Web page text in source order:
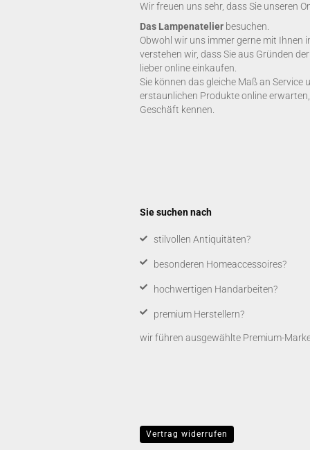
Wir freuen uns sehr, dass Sie unseren
Das Lampenatelier besuchen.
Obwohl wir uns immer gerne mit Ihnen
verstehen wir, dass Sie aus Gründen
lieber online einkaufen.
Sie können das gleiche Maß an Service
erstaunlichen Produkte online
Geschäft kennen.
Sie suchen nach
​stilvollen Antiquitäten?
besonderen Homeaccessoires?
hochwertigen Handarbeiten?
premium Herstellern?
wir führen ausgewählte Premium-
Vertrag widerrufen